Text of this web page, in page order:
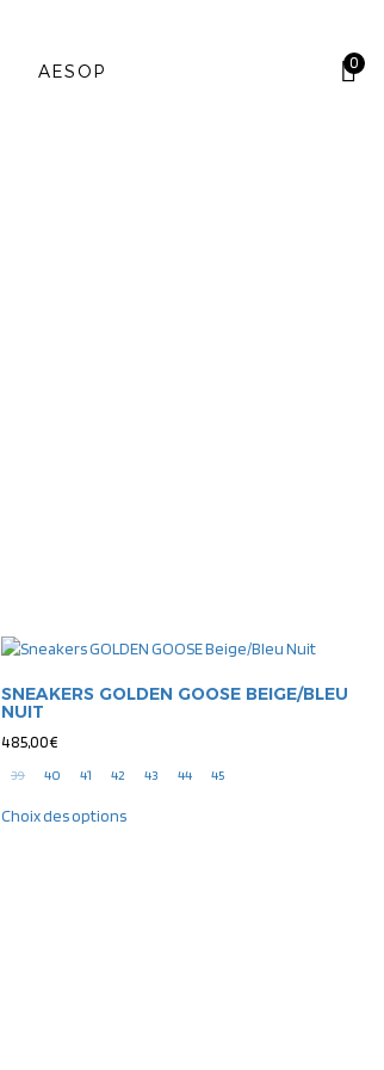
AESOP 0
SNEAKERS GOLDEN GOOSE BEIGE/BLEU
NUIT
485,00€
39
40 41 42 43 44 45
Choix des options